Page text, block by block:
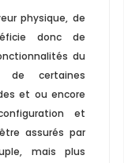
physique, de
donc de
du
certaines
et ou encore
et
assurés par
mais plus